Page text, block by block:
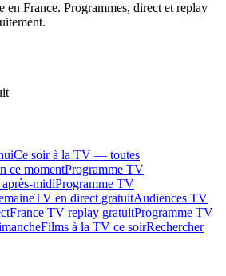
en France. Programmes, direct et replay
Ce soir à la TV — toutes
ce momentProgramme TV
midiProgramme TV
TV en direct gratuitAudiences TV
France TV replay gratuitProgramme TV
Films à la TV ce soirRechercher